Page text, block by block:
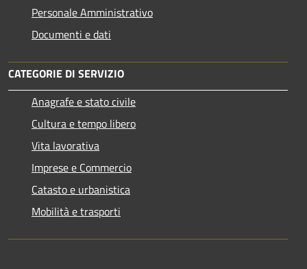
Personale Amministrativo
Documenti e dati
CATEGORIE DI SERVIZIO
Anagrafe e stato civile
Cultura e tempo libero
Vita lavorativa
Imprese e Commercio
Catasto e urbanistica
Mobilità e trasporti